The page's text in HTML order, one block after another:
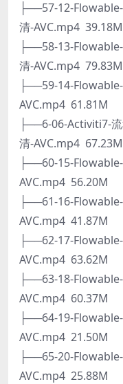
├──57-12-
清-AVC.mp4 39.18M
├──58-13-
清-AVC.mp4 79.83M
├──59-14-
AVC.mp4 61.81M
├──6-06-Activiti7-
清-AVC.mp4 67.23M
├──60-15-
AVC.mp4 56.20M
├──61-16-
AVC.mp4 41.87M
├──62-17-
AVC.mp4 63.62M
├──63-18-
AVC.mp4 60.37M
├──64-19-
AVC.mp4 21.50M
├──65-20-
AVC.mp4 25.88M